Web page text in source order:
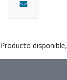
Producto